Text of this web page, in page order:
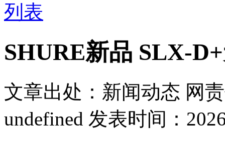
列表
SHURE新品 SLX-
文章出处：新闻动态 网
undefined 发表时间：